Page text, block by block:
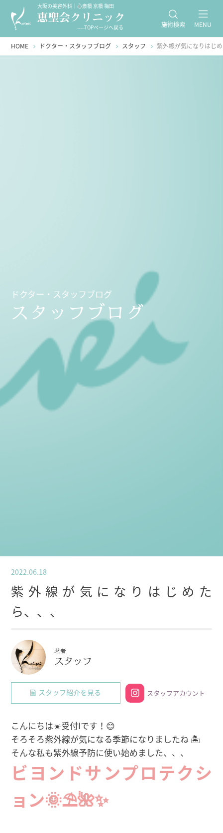
大阪の美容外科｜心斎橋 京橋 梅田
-----TOPページへ戻る 施術検索 MENU
HOME ドクター・スタッフブログ スタッフ 紫外線が気になりはじ
ドクター・スタッフブログ
スタッフブログ
2022.06.18
紫外線が気になりはじめた
ら、、、
著者
スタッフ
スタッフ紹介を見る スタッフアカウント
こんにちは☀️受付Iです！😊
そろそろ紫外線が気になる季節になりましたね 🏝
そんな私も紫外線予防に使い始めました、、、
ビヨンドサンプロテクシ
ョン🌞⛱🌺✨